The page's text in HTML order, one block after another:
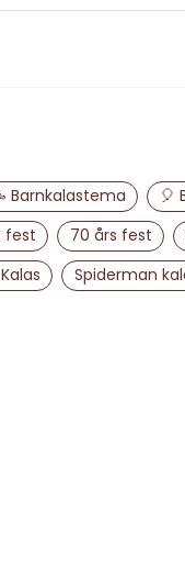
min fråga
Barnkalastema
🎈
fest 70 års fest
Spiderman